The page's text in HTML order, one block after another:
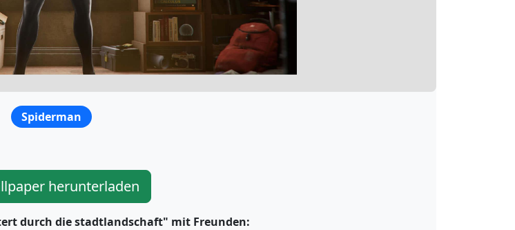
Spiderman
herunterladen
durch die stadtlandschaft" mit Freunden: